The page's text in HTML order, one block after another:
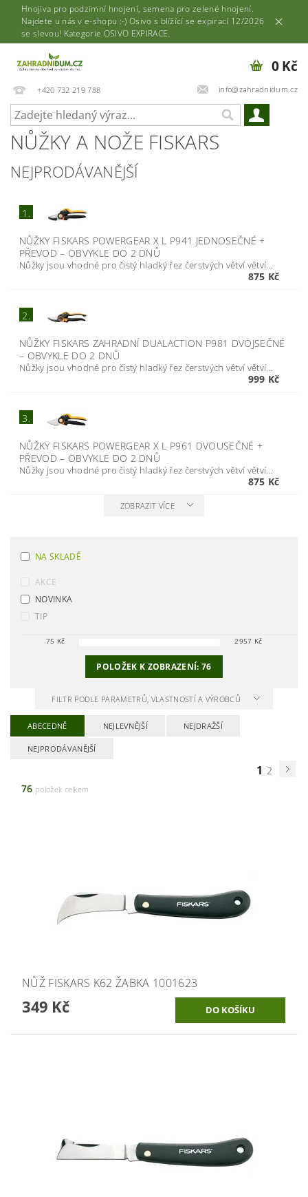
Hnojiva pro podzimní hnojení, semena pro zelené hnojení.
Najdete u nás v e-shopu :-) Osivo s blížící se expirací 12/2026
se slevou! Kategorie OSIVO EXPIRACE.
+420 732 219 788 info@zahradnidum.cz
0 Kč
NŮŽKY A NOŽE FISKARS
NEJPRODÁVANĚJŠÍ
1.
NŮŽKY FISKARS POWERGEAR X L P941 JEDNOSEČNÉ +
PŘEVOD– OBVYKLE DO 2 DNŮ
Nůžky jsou vhodné pro čistý hladký řez čerstvých větví větví...
875 Kč
2.
NŮŽKY FISKARS ZAHRADNÍ DUALACTION P981 DVOJSEČNÉ
– OBVYKLE DO 2 DNŮ
Nůžky jsou vhodné pro čistý hladký řez čerstvých větví větví...
999 Kč
3.
NŮŽKY FISKARS POWERGEAR X L P961 DVOUSEČNÉ +
PŘEVOD– OBVYKLE DO 2 DNŮ
Nůžky jsou vhodné pro čistý hladký řez čerstvých větví větví...
875 Kč
ZOBRAZIT VÍCE
NA SKLADĚ
AKCE
NOVINKA
TIP
75 Kč 2957 Kč
POLOŽEK K ZOBRAZENÍ:76
FILTR PODLE PARAMETRŮ, VLASTNOSTÍ A VÝROBCŮ
ABECEDNĚ NEJLEVNĚJŠÍ NEJDRAŽŠÍ
NEJPRODÁVANĚJŠÍ
1 2
76 položek celkem
NŮŽ FISKARS K62 ŽABKA 1001623
349 Kč